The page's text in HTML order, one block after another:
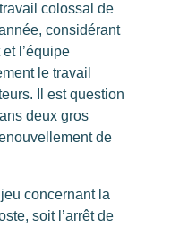
colossal de
considérant
l’équipe
le travail
Il est question
deux gros
de
concernant la
soit l’arrêt de